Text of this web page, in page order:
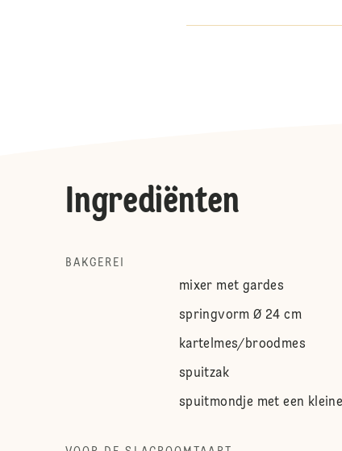
Ingrediënten
BAKGEREI
mixer met gardes
springvorm Ø 24 cm
kartelmes/broodmes
spuitzak
spuitmondje met een